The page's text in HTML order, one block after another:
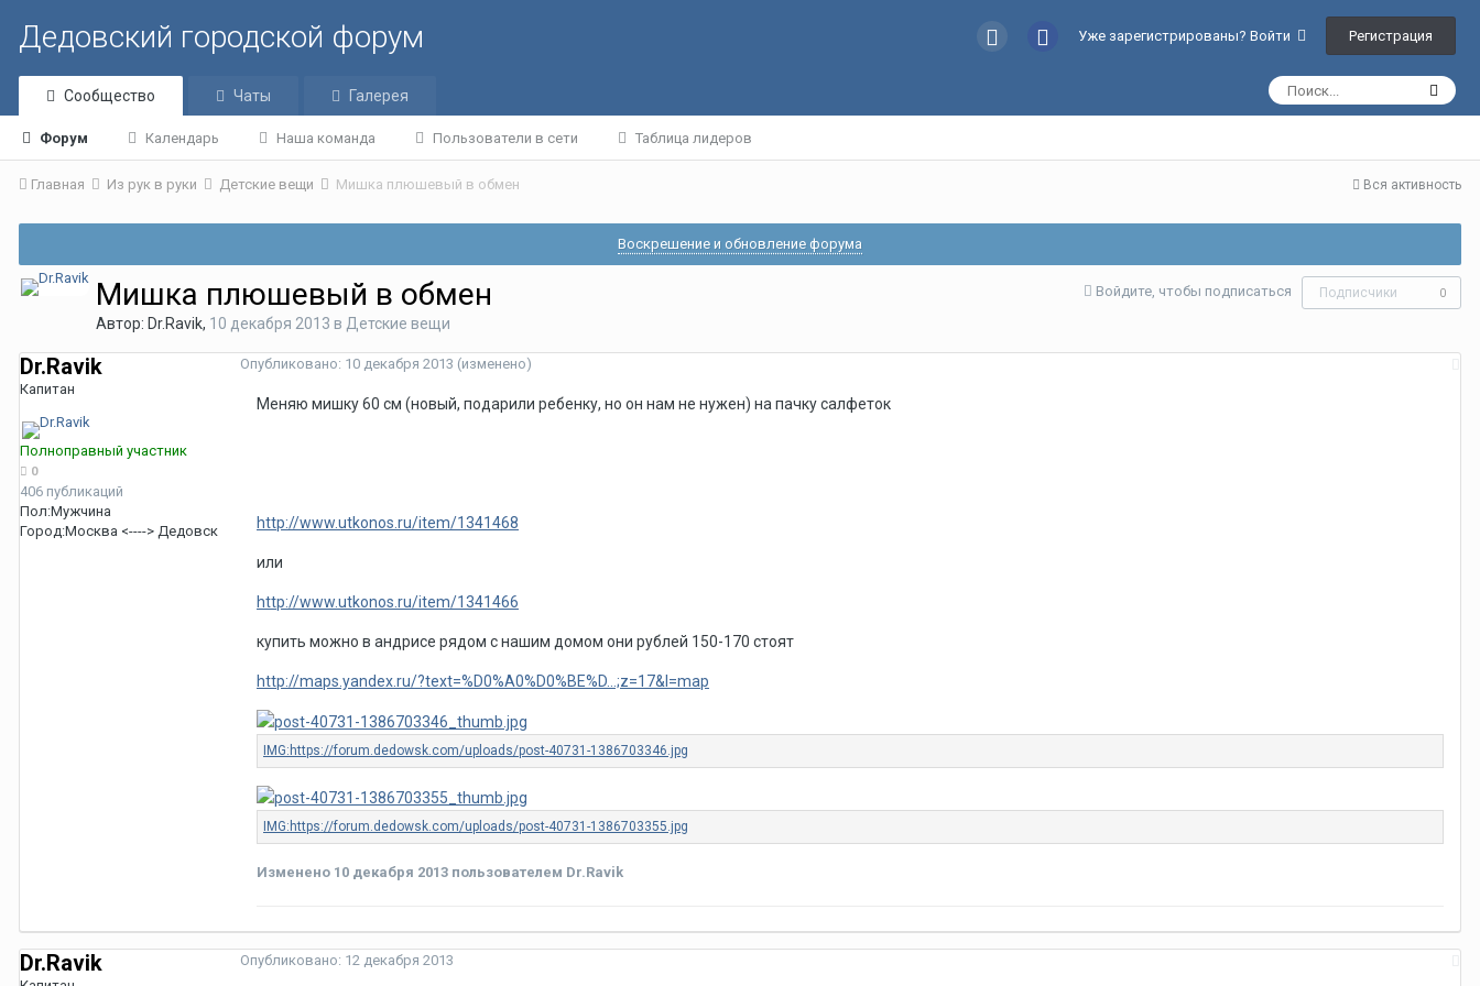
Дедовский городской форум Уже зарегистрированы? Войти Регистрация
Сообщество
Форум Календарь Наша команда Пользователи в сети Таблица лидеров
Чаты Галерея
Вся активность
Главная Из рук в руки Детские вещи Мишка плюшевый в обмен
Воскрешение и обновление форума
Войдите, чтобы подписаться Подписчики 0
Мишка плюшевый в обмен
Автор: Dr.Ravik, 10 декабря 2013 в Детские вещи
Dr.Ravik
Капитан
Полноправный участник
0
406 публикаций
Пол:Мужчина
Город:Москва <----> Дедовск
Опубликовано: 10 декабря 2013 (изменено)
Меняю мишку 60 см (новый, подарили ребенку, но он нам не нужен) на пачку салфеток
http://www.utkonos.ru/item/1341468
или
http://www.utkonos.ru/item/1341466
купить можно в андрисе рядом с нашим домом они рублей 150-170 стоят
http://maps.yandex.ru/?text=%D0%A0%D0%BE%D...;z=17&l=map
Изменено 10 декабря 2013 пользователем Dr.Ravik
Dr.Ravik Опубликовано: 12 декабря 2013